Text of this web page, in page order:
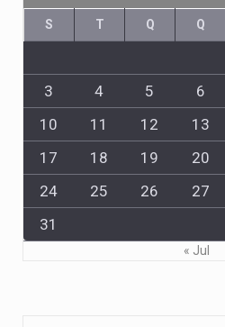
S T Q Q
3
4 5 6
10
11 12 13
17
18 19 20
24
25 26 27
31
« Jul